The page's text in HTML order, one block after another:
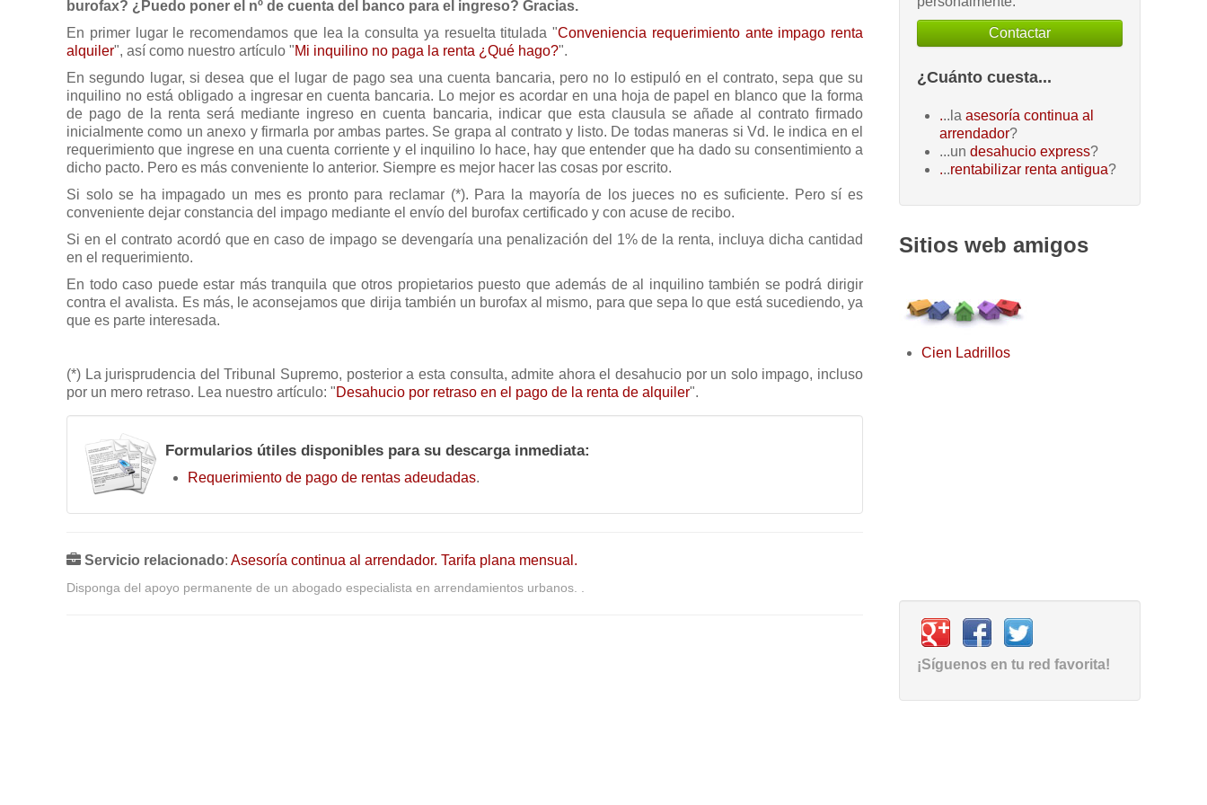
burofax? ¿Puedo poner el nº de cuenta del banco para el ingreso? Gracias.
En primer lugar le recomendamos que lea la consulta ya resuelta titulada "Conveniencia requerimiento ante impago renta
alquiler", así como nuestro artículo "Mi inquilino no paga la renta ¿Qué hago?".
En segundo lugar, si desea que el lugar de pago sea una cuenta bancaria, pero no lo estipuló en el contrato, sepa que su
inquilino no está obligado a ingresar en cuenta bancaria. Lo mejor es acordar en una hoja de papel en blanco que la forma
de pago de la renta será mediante ingreso en cuenta bancaria, indicar que esta clausula se añade al contrato firmado
inicialmente como un anexo y firmarla por ambas partes. Se grapa al contrato y listo. De todas maneras si Vd. le indica en el
requerimiento que ingrese en una cuenta corriente y el inquilino lo hace, hay que entender que ha dado su consentimiento a
dicho pacto. Pero es más conveniente lo anterior. Siempre es mejor hacer las cosas por escrito.
Si solo se ha impagado un mes es pronto para reclamar (*). Para la mayoría de los jueces no es suficiente. Pero sí es
conveniente dejar constancia del impago mediante el envío del burofax certificado y con acuse de recibo.
Si en el contrato acordó que en caso de impago se devengaría una penalización del 1% de la renta, incluya dicha cantidad
en el requerimiento.
En todo caso puede estar más tranquila que otros propietarios puesto que además de al inquilino también se podrá dirigir
contra el avalista. Es más, le aconsejamos que dirija también un burofax al mismo, para que sepa lo que está sucediendo, ya
que es parte interesada.
(*) La jurisprudencia del Tribunal Supremo, posterior a esta consulta, admite ahora el desahucio por un solo impago, incluso
por un mero retraso. Lea nuestro artículo: "Desahucio por retraso en el pago de la renta de alquiler".
Formularios útiles disponibles para su descarga inmediata:
Requerimiento de pago de rentas adeudadas.
Servicio relacionado: Asesoría continua al arrendador. Tarifa plana mensual.
Disponga del apoyo permanente de un abogado especialista en arrendamientos urbanos. .
Contactar
¿Cuánto cuesta...
...la asesoría continua al
arrendador?
...un desahucio express?
...rentabilizar renta antigua?
Sitios web amigos
Cien Ladrillos
¡Síguenos en tu red favorita!